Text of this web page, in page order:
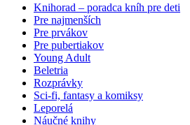
Knihorad – poradca kníh pre deti
Pre najmenších
Pre prvákov
Pre pubertiakov
Young Adult
Beletria
Rozprávky
Sci-fi, fantasy a komiksy
Leporelá
Náučné knihy